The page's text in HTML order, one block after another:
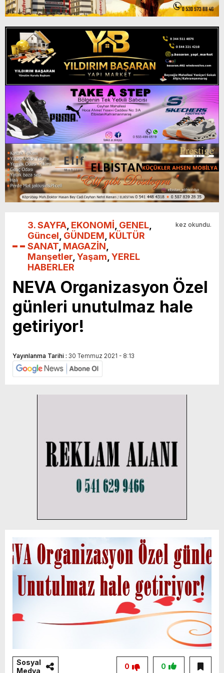
3. SAYFA EKONOMİ GENEL
Güncel GÜNDEM KÜLTÜR
SANAT MAGAZİN
Manşetler Yaşam YEREL
HABERLER
kez okundu.
NEVA Organizasyon Özel
günleri unutulmaz hale
getiriyor!
Yayınlanma Tarihi : 30 Temmuz 2021 - 8:13
Sosyal
Medya
0
0